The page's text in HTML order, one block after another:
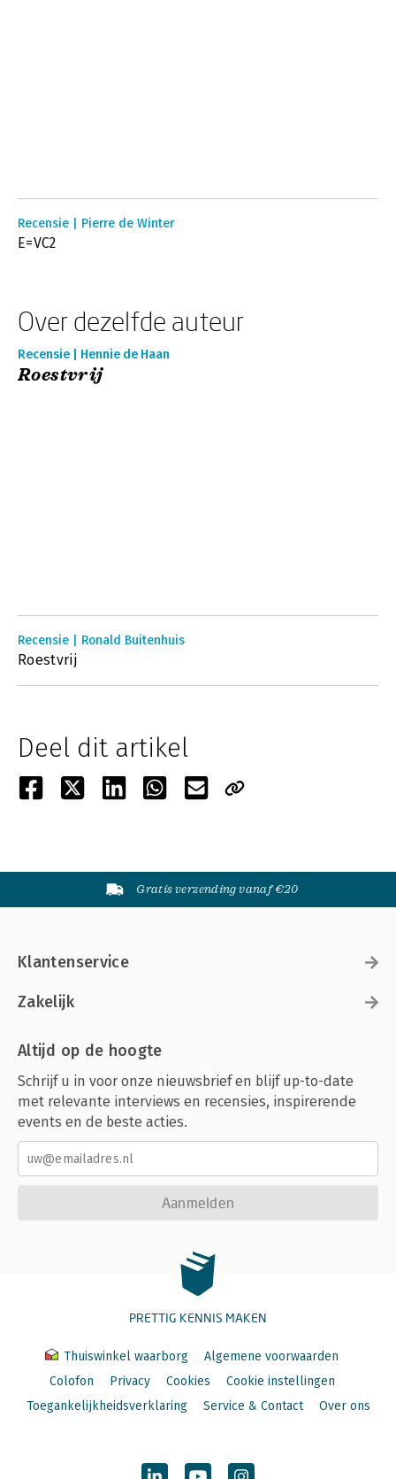
Recensie | Pierre de Winter
E=VC2
Over dezelfde auteur
Recensie | Hennie de Haan
Roestvrij
Recensie | Ronald Buitenhuis
Roestvrij
Deel dit artikel
Gratis verzending vanaf €20
Klantenservice
Zakelijk
Altijd op de hoogte
Schrijf u in voor onze nieuwsbrief en blijf up-to-date
met relevante interviews en recensies, inspirerende
events en de beste acties.
Aanmelden
PRETTIG KENNIS MAKEN
Thuiswinkel waarborg
Algemene voorwaarden
Colofon
Privacy Cookies
Cookie instellingen
Toegankelijkheidsverklaring
Service & Contact Over ons